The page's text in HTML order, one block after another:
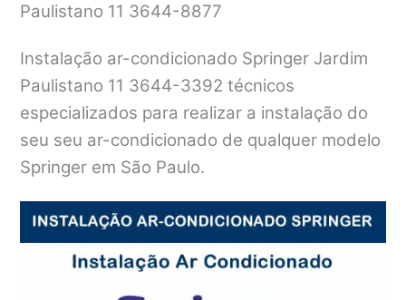
Paulistano 11 3644-8877
Instalação ar-condicionado Springer Jardim
Paulistano 11 3644-3392 técnicos
especializados para realizar a instalação do
seu seu ar-condicionado de qualquer modelo
Springer em São Paulo.